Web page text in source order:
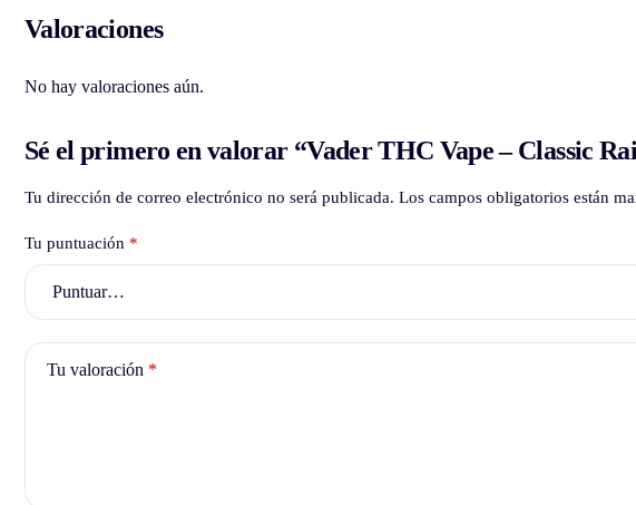
Valoraciones
No hay valoraciones aún.
Sé el primero en valorar “Vader THC Vape – Classic
Tu dirección de correo electrónico no será publicada. Los campos obligatorios están
Tu puntuación *
Tu valoración *